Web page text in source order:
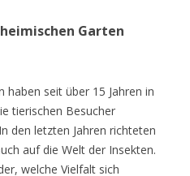
Garten
haben seit über 15 Jahren in
tierischen Besucher
den letzten Jahren richteten
auf die Welt der Insekten.
welche Vielfalt sich